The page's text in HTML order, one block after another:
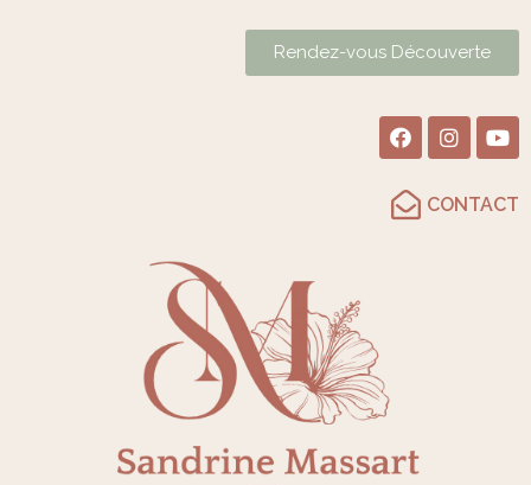
Rendez-vous Découverte
CONTACT